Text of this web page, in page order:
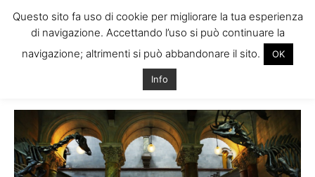
Tag: cosa vedere dublino
Questo sito fa uso di cookie per migliorare la tua esperienza
di navigazione. Accettando l’uso si può continuare la
navigazione; altrimenti si può abbandonare il sito.
OK
Info